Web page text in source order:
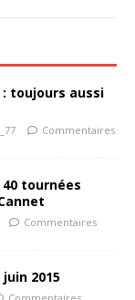
: toujours aussi
Commentaires
tournées
Commentaires
2015